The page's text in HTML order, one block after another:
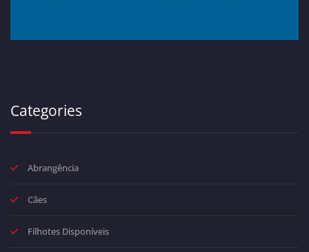
Categories
Abrangência
Cães
Filhotes Disponíveis